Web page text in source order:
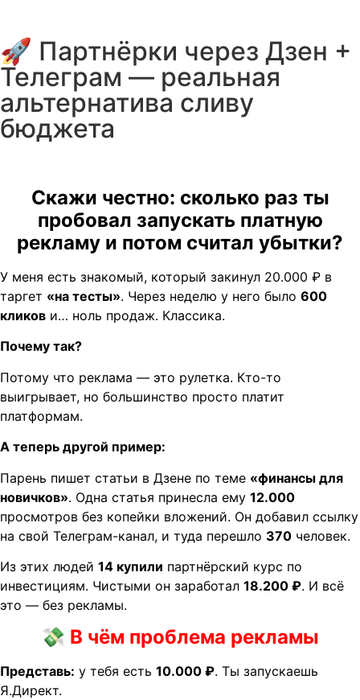
🚀 Партнёрки через Дзен +
Телеграм — реальная
альтернатива сливу
бюджета
Скажи честно: сколько раз ты
пробовал запускать платную
рекламу и потом считал убытки?
У меня есть знакомый, который закинул 20.000 ₽ в
таргет «на тесты». Через неделю у него было 600
кликов и… ноль продаж. Классика.
Почему так?
Потому что реклама — это рулетка. Кто-то
выигрывает, но большинство просто платит
платформам.
А теперь другой пример:
Парень пишет статьи в Дзене по теме «финансы для
новичков». Одна статья принесла ему 12.000
просмотров без копейки вложений. Он добавил ссылку
на свой Телеграм-канал, и туда перешло 370 человек.
Из этих людей 14 купили партнёрский курс по
инвестициям. Чистыми он заработал 18.200 ₽. И всё
это — без рекламы.
💸 В чём проблема рекламы
Представь: у тебя есть 10.000 ₽. Ты запускаешь
Я.Директ.